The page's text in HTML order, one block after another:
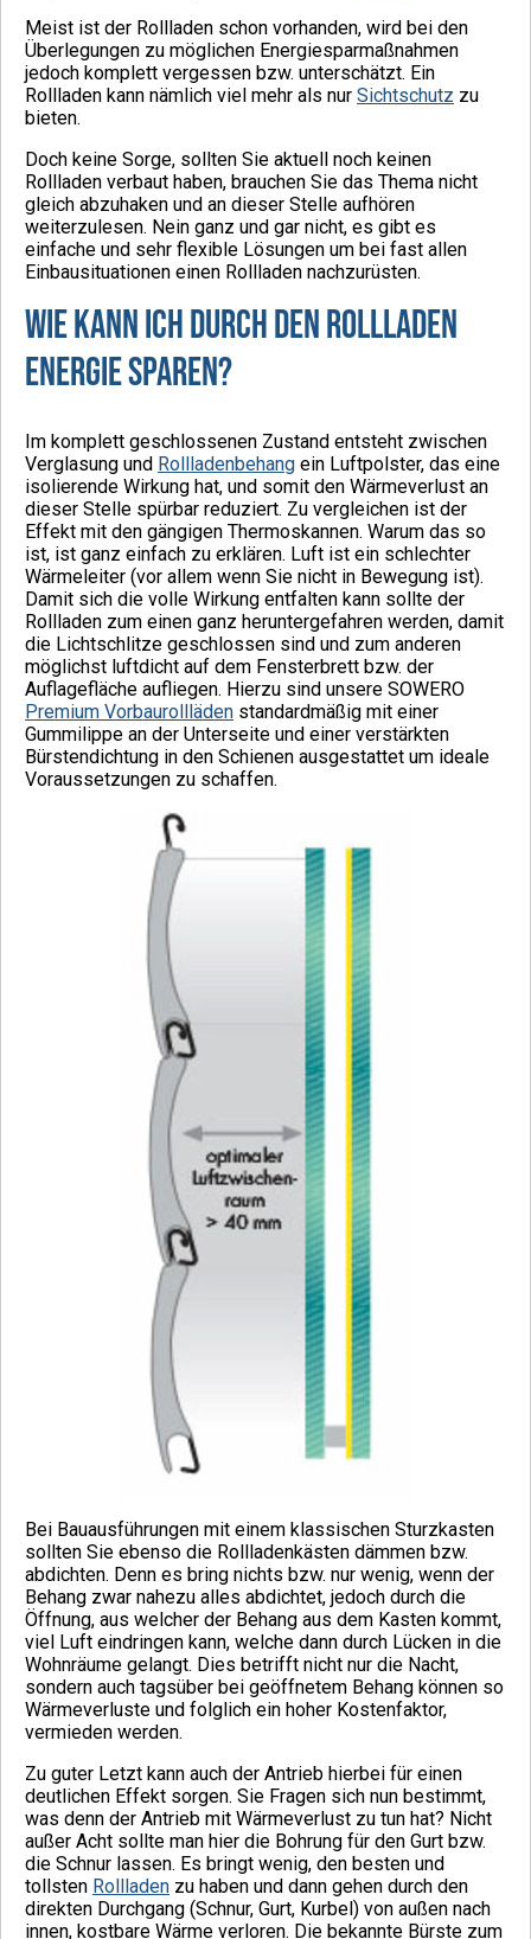
Meist ist der Rollladen schon vorhanden, wird bei den
Überlegungen zu möglichen Energiesparmaßnahmen
jedoch komplett vergessen bzw. unterschätzt. Ein
Rollladen kann nämlich viel mehr als nur Sichtschutz zu
bieten.
Doch keine Sorge, sollten Sie aktuell noch keinen
Rollladen verbaut haben, brauchen Sie das Thema nicht
gleich abzuhaken und an dieser Stelle aufhören
weiterzulesen. Nein ganz und gar nicht, es gibt es
einfache und sehr flexible Lösungen um bei fast allen
Einbausituationen einen Rollladen nachzurüsten.
Wie kann ich durch den Rollladen
Energie sparen?
Im komplett geschlossenen Zustand entsteht zwischen
Verglasung und Rollladenbehang ein Luftpolster, das eine
isolierende Wirkung hat, und somit den Wärmeverlust an
dieser Stelle spürbar reduziert. Zu vergleichen ist der
Effekt mit den gängigen Thermoskannen. Warum das so
ist, ist ganz einfach zu erklären. Luft ist ein schlechter
Wärmeleiter (vor allem wenn Sie nicht in Bewegung ist).
Damit sich die volle Wirkung entfalten kann sollte der
Rollladen zum einen ganz heruntergefahren werden, damit
die Lichtschlitze geschlossen sind und zum anderen
möglichst luftdicht auf dem Fensterbrett bzw. der
Auflagefläche aufliegen. Hierzu sind unsere SOWERO
Premium Vorbaurollläden standardmäßig mit einer
Gummilippe an der Unterseite und einer verstärkten
Bürstendichtung in den Schienen ausgestattet um ideale
Voraussetzungen zu schaffen.
Bei Bauausführungen mit einem klassischen Sturzkasten
sollten Sie ebenso die Rollladenkästen dämmen bzw.
abdichten. Denn es bring nichts bzw. nur wenig, wenn der
Behang zwar nahezu alles abdichtet, jedoch durch die
Öffnung, aus welcher der Behang aus dem Kasten kommt,
viel Luft eindringen kann, welche dann durch Lücken in die
Wohnräume gelangt. Dies betrifft nicht nur die Nacht,
sondern auch tagsüber bei geöffnetem Behang können so
Wärmeverluste und folglich ein hoher Kostenfaktor,
vermieden werden.
Zu guter Letzt kann auch der Antrieb hierbei für einen
deutlichen Effekt sorgen. Sie Fragen sich nun bestimmt,
was denn der Antrieb mit Wärmeverlust zu tun hat? Nicht
außer Acht sollte man hier die Bohrung für den Gurt bzw.
die Schnur lassen. Es bringt wenig, den besten und
tollsten Rollladen zu haben und dann gehen durch den
direkten Durchgang (Schnur, Gurt, Kurbel) von außen nach
innen, kostbare Wärme verloren. Die bekannte Bürste zum